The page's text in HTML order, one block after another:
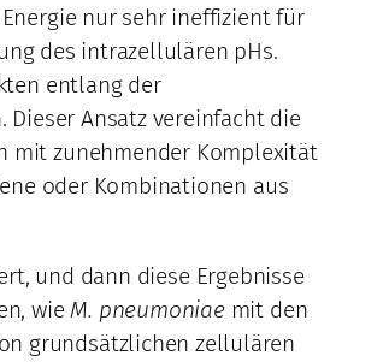
nur sehr ineffizient für
des intrazellulären pHs.
entlang der
Ansatz vereinfacht die
mit zunehmender Komplexität
oder Kombinationen aus
und dann diese Ergebnisse
wieM. pneumoniaemit den
grundsätzlichen zellulären